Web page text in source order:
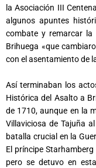
la Asociación III
algunos apuntes
combate y remarcar la
Brihuega «que
con el asentamiento de
Así terminaban los
Histórica del Asalto a
de 1710, aunque en la
Villaviciosa de Tajuña
batalla crucial en la
El príncipe
pero se detuvo en